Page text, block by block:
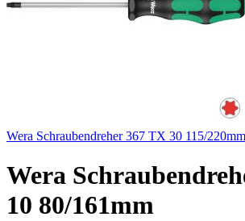
Wera Schraubendreher 367 TX 30 115/220mm
Wera
10 80/161mm